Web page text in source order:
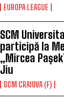
EUROPA LEAGUE
SCM
participă la
„Mircea
Jiu
SCM CRAIOVA (F)